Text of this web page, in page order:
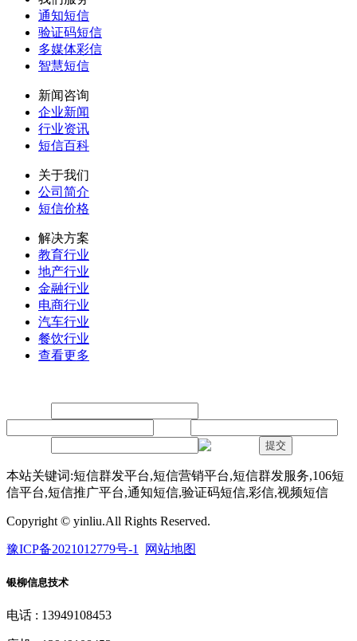
通知短信
验证码短信
多媒体彩信
智慧短信
新闻咨询
企业新闻
行业资讯
短信百科
关于我们
公司简介
短信价格
解决方案
教育行业
地产行业
金融行业
电商行业
汽车行业
餐饮行业
查看更多
提交
本站关键词:短信群发平台,短信营销平台,短信群发服务,106短
信平台,短信推广平台,通知短信,验证码短信,彩信,视频短信
Copyright © yinliu.All Rights Reserved.
豫ICP备2021012779号-1 网站地图
银柳信息技术
电话 : 13949108453